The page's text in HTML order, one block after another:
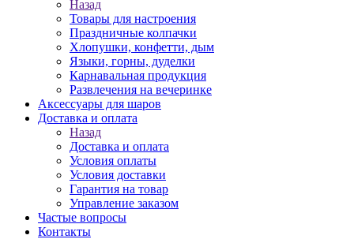
Назад
Товары для настроения
Праздничные колпачки
Хлопушки, конфетти, дым
Языки, горны, дуделки
Карнавальная продукция
Развлечения на вечеринке
Аксессуары для шаров
Доставка и оплата
Назад
Доставка и оплата
Условия оплаты
Условия доставки
Гарантия на товар
Управление заказом
Частые вопросы
Контакты